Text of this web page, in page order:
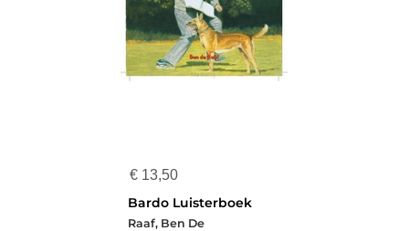
€ 13,50
Bardo Luisterboek
Raaf, Ben De